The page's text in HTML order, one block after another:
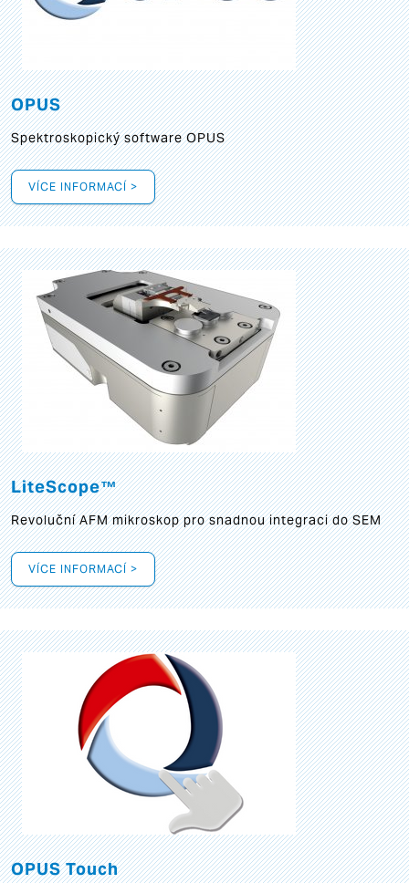
OPUS
Spektroskopický software OPUS
VÍCE INFORMACÍ >
LiteScope™
Revoluční AFM mikroskop pro snadnou integraci do SEM
VÍCE INFORMACÍ >
OPUS Touch